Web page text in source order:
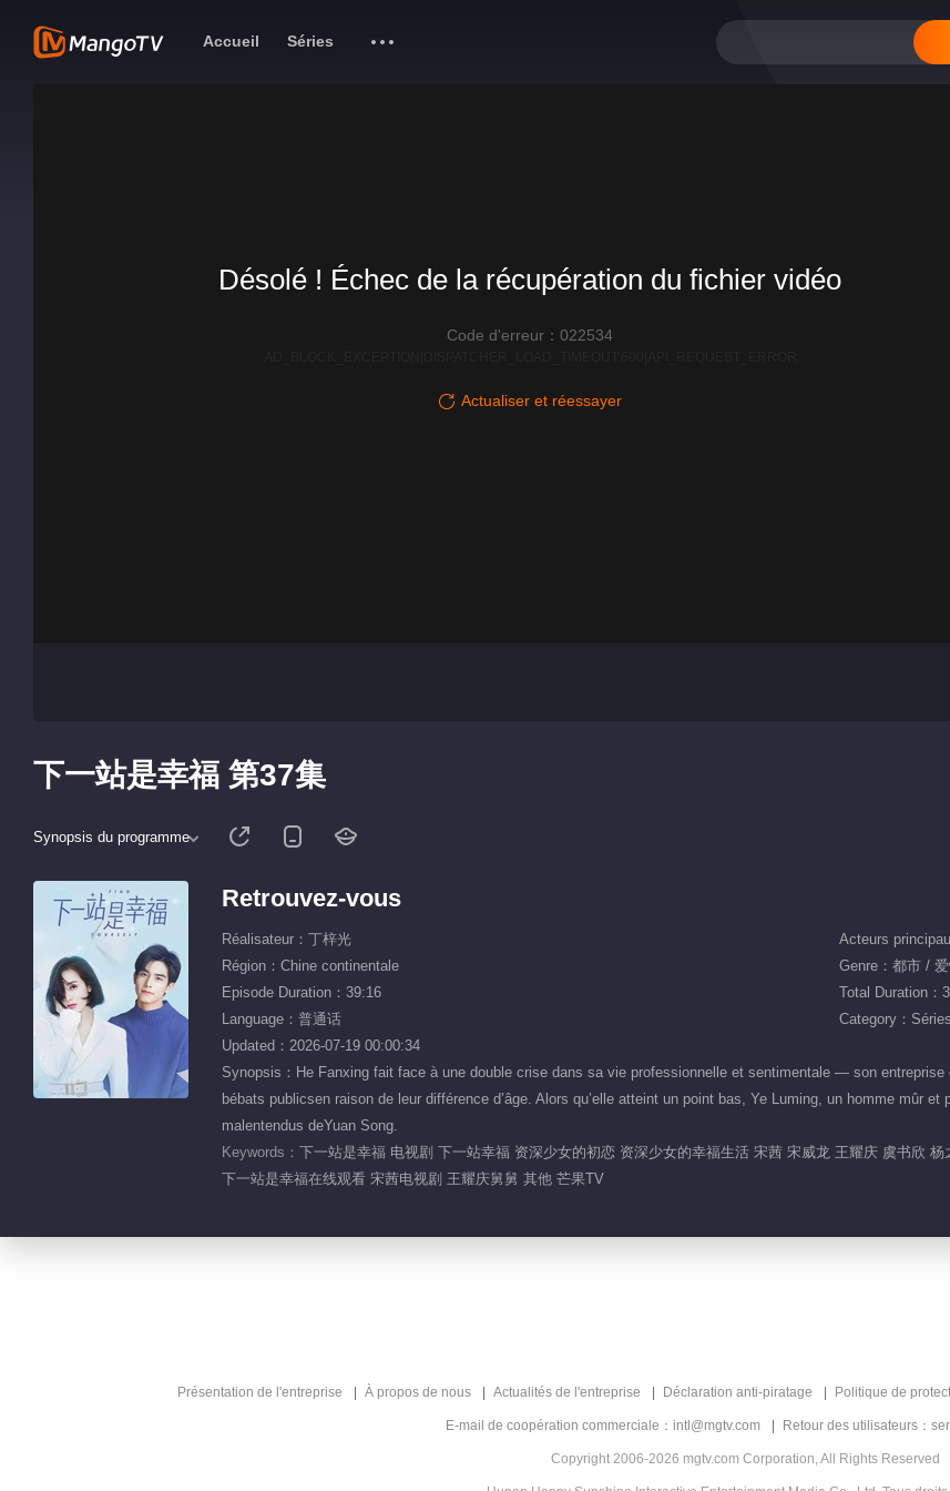
Accueil Séries
Désolé ! Échec de la récupération du fichier vidéo
Code d'erreur：022534
Actualiser et réessayer
下一站是幸福 第37集
Synopsis du programme
Retrouvez-vous
Réalisateur：丁梓光
Acteurs
Région：Chine continentale
Genre：都市 /
Episode Duration：39:16
Total Duration：
Language：普通话
Category：Séries
Updated：2026-07-19 00:00:34
Synopsis：He Fanxing fait face à une double crise dans sa vie professionnelle et sentimentale — son
bébats publicsen raison de leur différence d’âge. Alors qu’elle atteint un point bas, Ye Luming, un homme mûr
malentendus deYuan Song.
Keywords： 下一站是幸福 电视剧 下一站幸福 资深少女的初恋 资深少女的幸福生活 宋茜 宋威龙 王耀庆 虞书欣
下一站是幸福在线观看 宋茜电视剧 王耀庆舅舅 其他 芒果TV
Présentation de l'entreprise À propos de nous Actualités de l'entreprise Déclaration anti-piratage Politique de
E-mail de coopération commerciale：intl@mgtv.com Retour des utilisateurs：
Copyright 2006-2026 mgtv.com Corporation, All Rights Reserved